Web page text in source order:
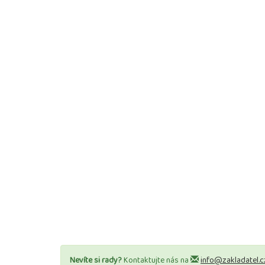
Nevíte si rady?Kontaktujte nás na